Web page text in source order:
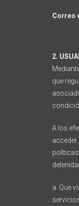
Correo
2.
que
A los
acceder
a. Que